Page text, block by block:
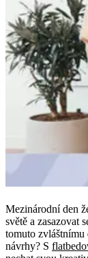
Mezinárodní den
světě a zasazovat
tomuto
návrhy? S